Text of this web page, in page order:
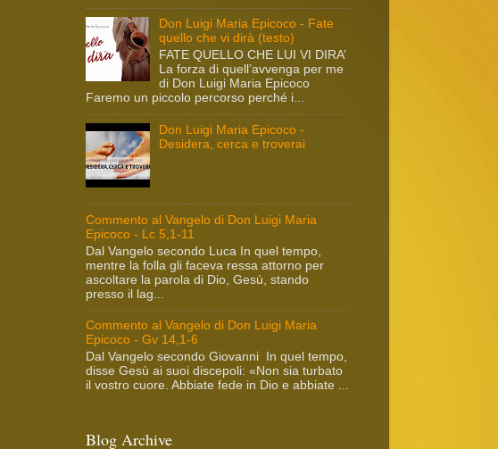
Don Luigi Maria Epicoco - Fate
quello che vi dirà (testo)
FATE QUELLO CHE LUI VI DIRA’
La forza di quell’avvenga per me
di Don Luigi Maria Epicoco
Faremo un piccolo percorso perché i...
Don Luigi Maria Epicoco -
Desidera, cerca e troverai
Commento al Vangelo di Don Luigi Maria
Epicoco - Lc 5,1-11
Dal Vangelo secondo Luca In quel tempo,
mentre la folla gli faceva ressa attorno per
ascoltare la parola di Dio, Gesù, stando
presso il lag...
Commento al Vangelo di Don Luigi Maria
Epicoco - Gv 14,1-6
Dal Vangelo secondo Giovanni In quel tempo,
disse Gesù ai suoi discepoli: «Non sia turbato
il vostro cuore. Abbiate fede in Dio e abbiate ...
Blog Archive